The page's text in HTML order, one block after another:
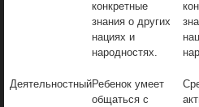
конкретные
знания о других
нациях и
народностях.
ДеятельностныйРебенок умеет
общаться с